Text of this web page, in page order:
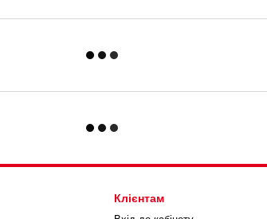
Клієнтам